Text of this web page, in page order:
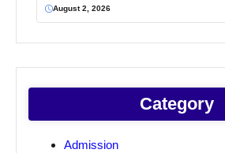
August 2, 2026
Category
Admission